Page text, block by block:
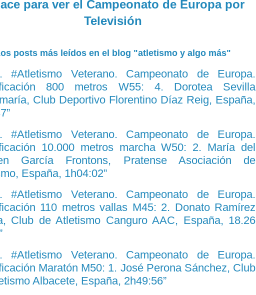
para ver el Campeonato de Europa por
Televisión
posts más leídos en el blog "atletismo y algo más"
#Atletismo Veterano. Campeonato de Europa.
800 metros W55: 4. Dorotea Sevilla
Club Deportivo Florentino Díaz Reig, España,
#Atletismo Veterano. Campeonato de Europa.
10.000 metros marcha W50: 2. María del
García Frontons, Pratense Asociación de
España, 1h04:02”
#Atletismo Veterano. Campeonato de Europa.
110 metros vallas M45: 2. Donato Ramírez
Club de Atletismo Canguro AAC, España, 18.26
#Atletismo Veterano. Campeonato de Europa.
Maratón M50: 1. José Perona Sánchez, Club
Albacete, España, 2h49:56”